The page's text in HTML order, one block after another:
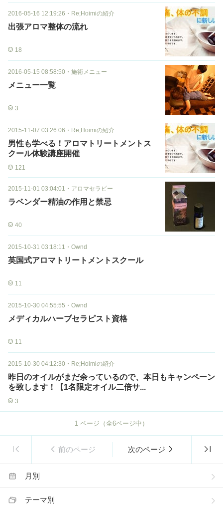
2016-05-16 12:19:26 ・ Re;Hoimiの紹介
出張アロマ整体の流れ
18
2016-05-15 08:58:50 ・ 施術メニュー
メニュー一覧
3
2015-11-07 03:26:06 ・ Re;Hoimiの紹介
男性も学べる！アロマトリートメントス
クール体験講座開催
121
2015-11-01 03:04:01 ・ アロマセラピー
ラベンダー精油の作用と禁忌
40
2015-10-31 03:18:11 ・ Ownd
英国式アロマトリートメントスクール
11
2015-10-30 04:55:55 ・ Ownd
メディカルハーブセラピスト資格
11
2015-10-30 04:12:30 ・ Re;Hoimiの紹介
昨日のオイルがまだ余っているので、本日もキャンペーン
を致します！【1名限定オイル二倍サ...
3
1 ページ（全6ページ中）
前のページ 次のページ
月別
テーマ別